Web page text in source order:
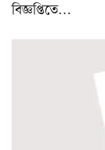
বিজ্ঞপ্তিতে…